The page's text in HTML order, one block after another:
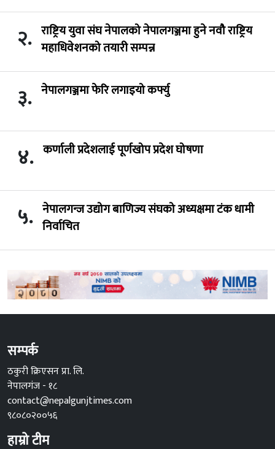
२. राष्ट्रिय युवा संघ नेपालको नेपालगञ्जमा हुने नवौ राष्ट्रिय
महाधिवेशनको तयारी सम्पन्न
३. नेपालगञ्जमा फेरि लगाइयो कर्फ्यु
४. कर्णाली प्रदेशलाई पूर्णखोप प्रदेश घोषणा
५. नेपालगन्ज उद्योग बाणिज्य संघको अध्यक्षमा टंक धामी
निर्वाचित
सम्पर्क
ठकुरी क्रिएसन प्रा. लि.
नेपालगंज - १८
contact@nepalgunjtimes.com
९८०८०२००५६
हाम्रो टीम